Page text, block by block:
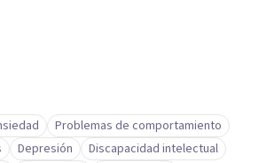
Problemas de comportamiento
Depresión
Discapacidad intelectual